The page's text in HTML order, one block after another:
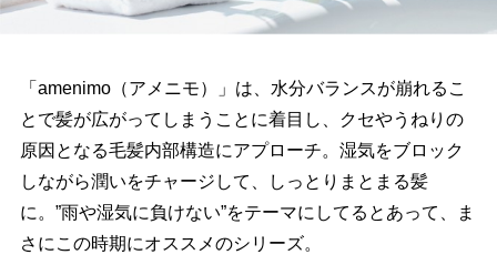
「amenimo（アメニモ）」は、水分バランスが崩れるこ
とで髪が広がってしまうことに着目し、クセやうねりの
原因となる毛髪内部構造にアプローチ。湿気をブロック
しながら潤いをチャージして、しっとりまとまる髪
に。”雨や湿気に負けない”をテーマにしてるとあって、ま
さにこの時期にオススメのシリーズ。